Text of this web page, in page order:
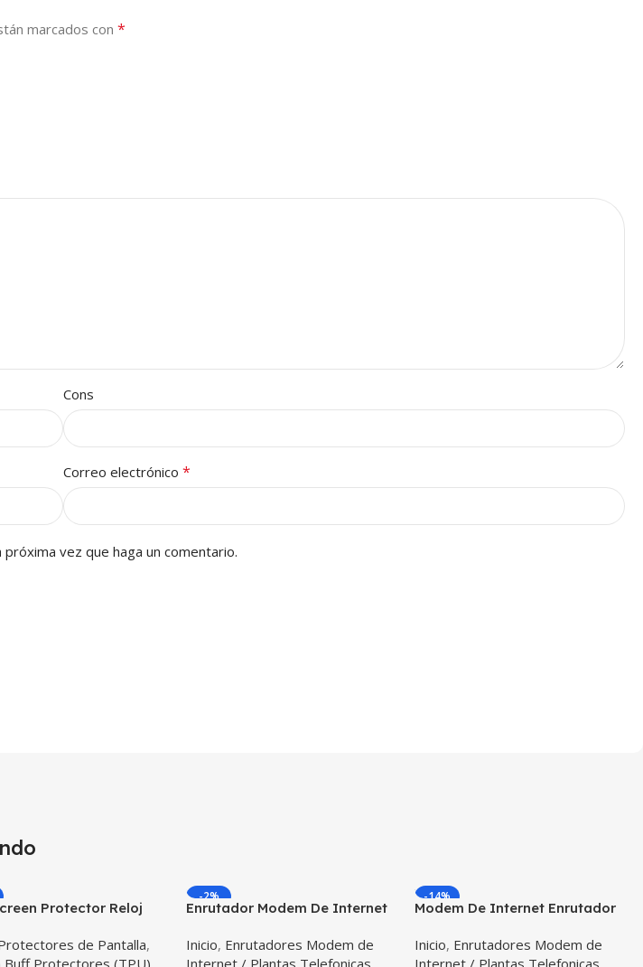
marcados con *
Cons
Correo electrónico *
vez que haga un comentario.
Protector Reloj
de Pantalla,
Buff Protectores (TPU)
-2%
Enrutador Modem De Internet
Libre Todo Operador
Inicio, Enrutadores Modem de
Internet / Plantas Telefonicas
-14%
Modem De Internet Enrutador
3.5G Homologado VERSION 3
Inicio, Enrutadores Modem de
Internet / Plantas Telefonicas